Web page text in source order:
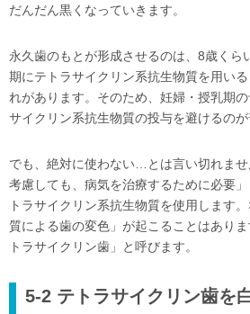
だんだん黒くなっていきます。
永久歯のもとが形成させるのは、8歳くら
期にテトラサイクリン系抗生物質を用い
れがあります。そのため、妊婦・授乳期
サイクリン系抗生物質の投与を避けるのが
でも、絶対に使わない…とは言い切れま
考慮しても、病気を治療するために必要
トラサイクリン系抗生物質を使用します
質による歯の変色」が起こることはあり
トラサイクリン歯」と呼びます。
5-2 テトラサイクリン歯を